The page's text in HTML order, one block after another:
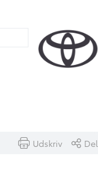
Udskriv Del